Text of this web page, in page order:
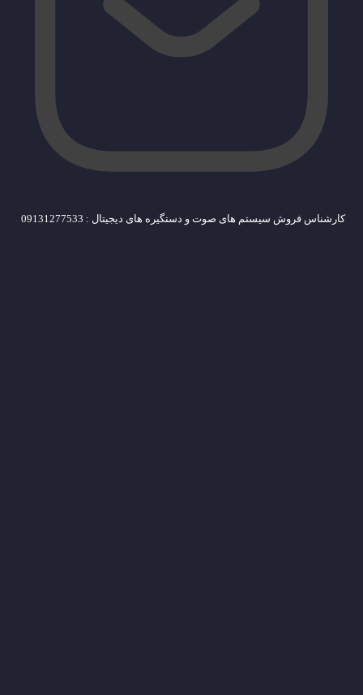
کارشناس فروش سیستم های صوت و دستگیره های دیجیتال : 09131277533